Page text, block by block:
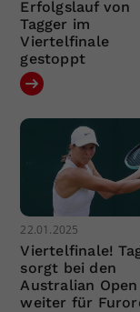
Erfolgslauf von
Tagger im
Viertelfinale
gestoppt
22.01.2025
Viertelfinale!
sorgt bei den
Australian Open
weiter für